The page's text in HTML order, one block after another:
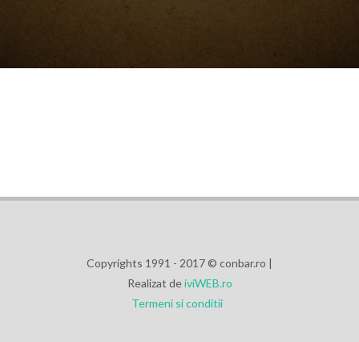
Copyrights 1991 - 2017 © conbar.ro |
Realizat deiviWEB.ro
Termeni si conditii